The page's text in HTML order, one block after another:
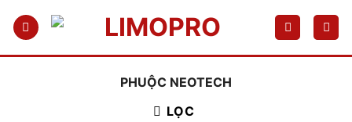
qua
PHUỘC NEOTECH
LỌC